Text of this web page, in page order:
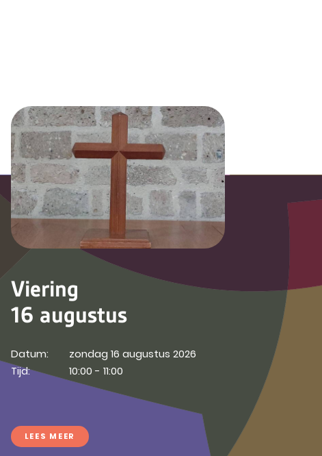
Viering
16 augustus
Datum:
Tijd:
zondag 16 augustus 2026
10:00 - 11:00
LEES MEER